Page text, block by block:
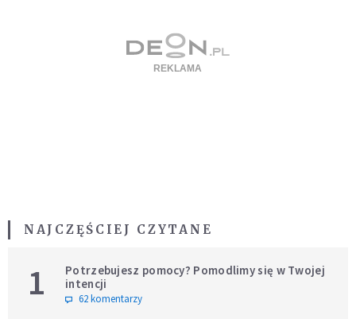
NAJCZĘŚCIEJ CZYTANE
1
Potrzebujesz pomocy? Pomodlimy się w Twojej
intencji
62 komentarzy